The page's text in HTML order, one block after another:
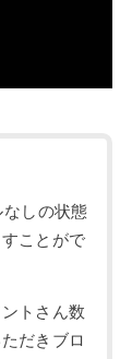
しの状態
ことがで
トさん数
だきブロ